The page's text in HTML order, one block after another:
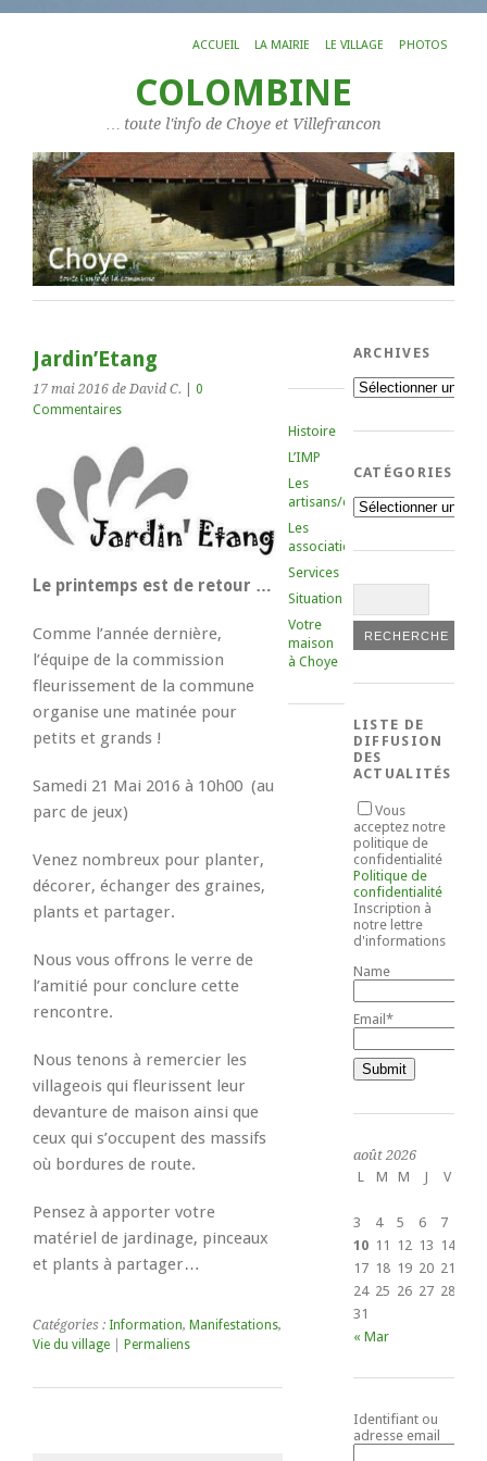
ACCUEIL LA MAIRIE LE VILLAGE PHOTOS
COLOMBINE
… toute l'info de Choye et Villefrancon
Jardin’Etang
17 mai 2016 de David C.
0
Commentaires
Le printemps est de retour …
Comme l’année dernière,
l’équipe de la commission
fleurissement de la commune
organise une matinée pour
petits et grands !
Samedi 21 Mai 2016 à 10h00 (au
parc de jeux)
Venez nombreux pour planter,
décorer, échanger des graines,
plants et partager.
Nous vous offrons le verre de
l’amitié pour conclure cette
rencontre.
Nous tenons à remercier les
villageois qui fleurissent leur
devanture de maison ainsi que
ceux qui s’occupent des massifs
où bordures de route.
Pensez à apporter votre
matériel de jardinage, pinceaux
et plants à partager…
Catégories : Information, Manifestations,
Vie du village
Permaliens
Histoire
L’IMP
Les
artisans/commerçants
Les
associations
Services
Situation
Votre
maison
à Choye
ARCHIVES
Archives
CATÉGORIES
Catégories
LISTE DE
DIFFUSION
DES
ACTUALITÉS
Vous
acceptez notre
politique de
confidentialité
Politique de
confidentialité
Inscription à
notre lettre
d'informations
Name
Email*
août 2026
L
M M J V
3
4 5 6 7
10 11 12 13 14
17 18 19 20 21
24 25 26 27 28
31
« Mar
Identifiant ou
adresse email